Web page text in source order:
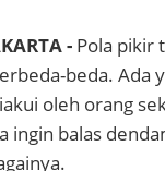
- Pola pikir
beda. Ada
oleh orang
ingin balas